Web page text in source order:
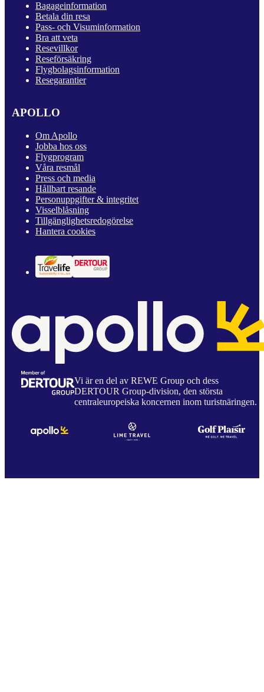
Bagageinformation
Betala din resa
Pass- och Visuminformation
Bra att veta
Resevillkor
Reseförsäkring
Flygbolagsinformation
Resegarantier
APOLLO
Om Apollo
Jobba hos oss
Flygprogram
Våra resmål
Press och media
Hållbart resande
Personuppgifter & integritet
Visselblåsning
Tillgänglighetsredogörelse
Hantera cookies
Vi är en del av REWE Group och dess
DERTOUR Group-division, den största
centraleuropeiska koncernen inom turistnäringen.